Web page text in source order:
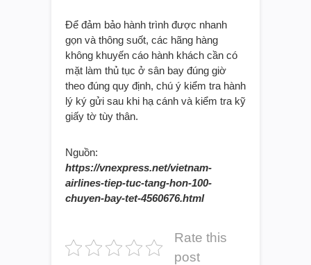
Để đảm bảo hành trình được nhanh
gọn và thông suốt, các hãng hàng
không khuyến cáo hành khách cần có
mặt làm thủ tục ở sân bay đúng giờ
theo đúng quy định, chú ý kiểm tra hành
lý ký gửi sau khi hạ cánh và kiểm tra kỹ
giấy tờ tùy thân.
Nguồn:
https://vnexpress.net/vietnam-
airlines-tiep-tuc-tang-hon-100-
chuyen-bay-tet-4560676.html
Rate this
post